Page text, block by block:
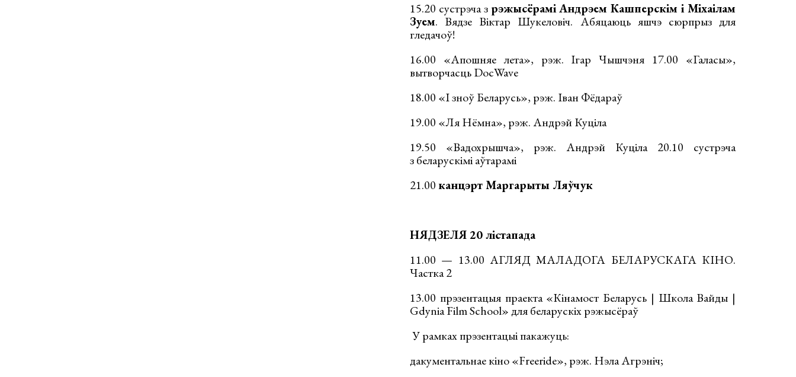
15.20 сустрэча з рэжысёрамі Андрэем Кашперскім і Міхаілам
Зуем. Вядзе Віктар Шукеловіч. Абяцаюць яшчэ сюрпрыз для
гледачоў!
16.00 «Апошняе лета», рэж. Ігар Чышчэня 17.00 «Галасы»,
вытворчасць DocWave
18.00 «І зноў Беларусь», рэж. Іван Фёдараў
19.00 «Ля Нёмна», рэж. Андрэй Куціла
19.50 «Вадохрышча», рэж. Андрэй Куціла 20.10 сустрэча
з беларускімі аўтарамі
21.00канцэрт Маргарыты Ляўчук
НЯДЗЕЛЯ 20 лістапада
11.00 — 13.00 АГЛЯД МАЛАДОГА БЕЛАРУСКАГА КІНО.
Частка 2
13.00 прэзентацыя праекта «Кінамост Беларусь | Школа Вайды |
Gdynia Film School» для беларускіх рэжысёраў
У рамках прэзентацыі пакажуць:
дакументальнае кіно «Freeride», рэж. Нэла Агрэніч;